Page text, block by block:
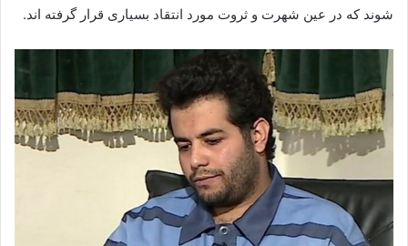
شوند که در عین شهرت و ثروت مورد انتقاد بسیاری قرار گرفته‌ اند.